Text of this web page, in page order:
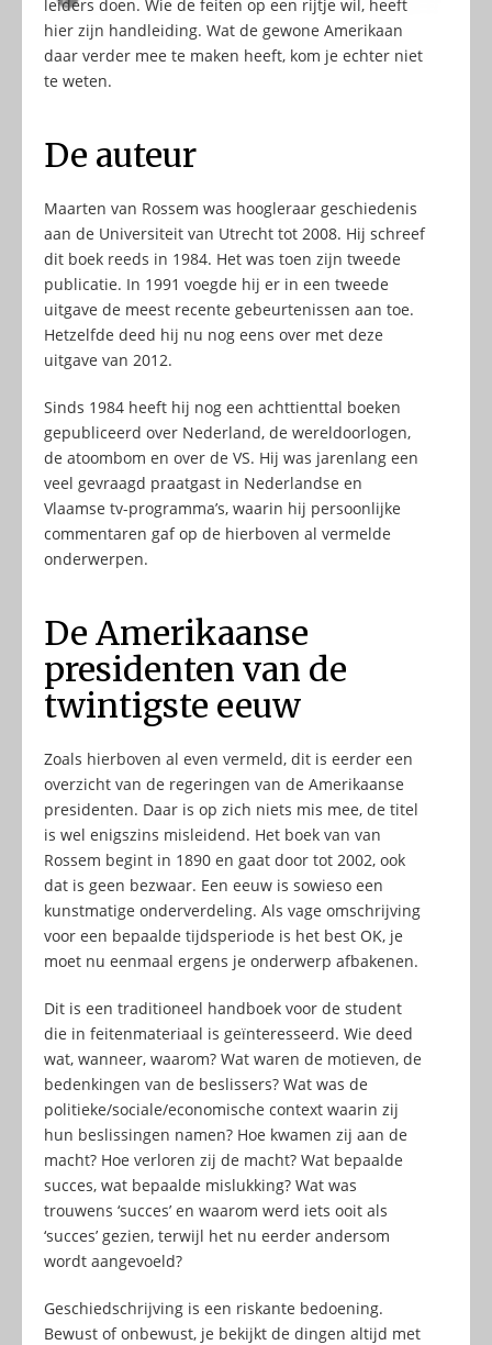
leiders doen. Wie de feiten op een rijtje wil, heeft
hier zijn handleiding. Wat de gewone Amerikaan
daar verder mee te maken heeft, kom je echter niet
te weten.
De auteur
Maarten van Rossem was hoogleraar geschiedenis
aan de Universiteit van Utrecht tot 2008. Hij schreef
dit boek reeds in 1984. Het was toen zijn tweede
publicatie. In 1991 voegde hij er in een tweede
uitgave de meest recente gebeurtenissen aan toe.
Hetzelfde deed hij nu nog eens over met deze
uitgave van 2012.
Sinds 1984 heeft hij nog een achttienttal boeken
gepubliceerd over Nederland, de wereldoorlogen,
de atoombom en over de VS. Hij was jarenlang een
veel gevraagd praatgast in Nederlandse en
Vlaamse tv-programma’s, waarin hij persoonlijke
commentaren gaf op de hierboven al vermelde
onderwerpen.
De Amerikaanse
presidenten van de
twintigste eeuw
Zoals hierboven al even vermeld, dit is eerder een
overzicht van de regeringen van de Amerikaanse
presidenten. Daar is op zich niets mis mee, de titel
is wel enigszins misleidend. Het boek van van
Rossem begint in 1890 en gaat door tot 2002, ook
dat is geen bezwaar. Een eeuw is sowieso een
kunstmatige onderverdeling. Als vage omschrijving
voor een bepaalde tijdsperiode is het best OK, je
moet nu eenmaal ergens je onderwerp afbakenen.
Dit is een traditioneel handboek voor de student
die in feitenmateriaal is geïnteresseerd. Wie deed
wat, wanneer, waarom? Wat waren de motieven, de
bedenkingen van de beslissers? Wat was de
politieke/sociale/economische context waarin zij
hun beslissingen namen? Hoe kwamen zij aan de
macht? Hoe verloren zij de macht? Wat bepaalde
succes, wat bepaalde mislukking? Wat was
trouwens ‘succes’ en waarom werd iets ooit als
‘succes’ gezien, terwijl het nu eerder andersom
wordt aangevoeld?
Geschiedschrijving is een riskante bedoening.
Bewust of onbewust, je bekijkt de dingen altijd met